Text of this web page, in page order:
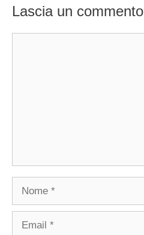
Lascia un commento
Nome
Email